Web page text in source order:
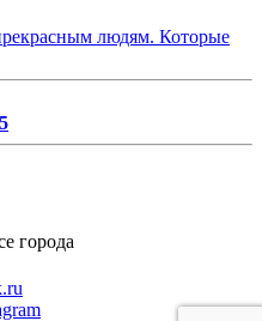
людям. Которые
5
города